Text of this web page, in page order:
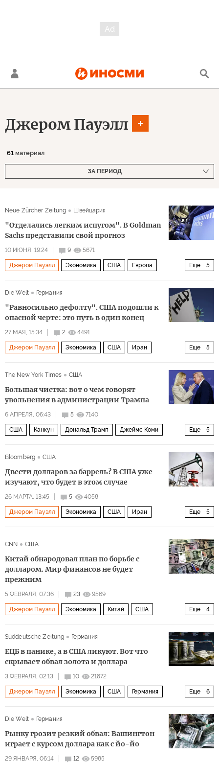
Джером Пауэлл
61 материал
ЗА ПЕРИОД
Neue Zürcher Zeitung Швейцария
"Отделались легким испугом". В Goldman
Sachs представили свой прогноз
10 ИЮНЯ, 19:24 9 5671
Еще 5
Джером Пауэлл Экономика США Европа
Die Welt Германия
"Равносильно дефолту". США подошли к
опасной черте: это путь в один конец
27 МАЯ, 15:34 2 4491
Еще 5
Джером Пауэлл Экономика США Иран
The New York Times
США
Большая чистка: вот о чем говорят
увольнения в администрации Трампа
6 АПРЕЛЯ, 06:43 5 7140
Еще 5
США Канкун Дональд Трамп Джеймс Коми
Bloomberg США
Двести долларов за баррель? В США уже
изучают, что будет в этом случае
26 МАРТА, 13:45 5 4058
Еще 5
Джером Пауэлл Экономика США Иран
Brent
CNN США
Китай обнародовал план по борьбе с
долларом. Мир финансов не будет
прежним
5 ФЕВРАЛЯ, 07:36 23 9569
Еще 4
Джером Пауэлл Экономика Китай США
Süddeutsche Zeitung Германия
ЕЦБ в панике, а в США ликуют. Вот что
скрывает обвал золота и доллара
3 ФЕВРАЛЯ, 02:13 10 21872
Еще 6
Джером Пауэлл Экономика США Германия
Die Welt Германия
Рынку грозит резкий обвал: Вашингтон
играет с курсом доллара как с йо-йо
29 ЯНВАРЯ, 06:14 12 5985